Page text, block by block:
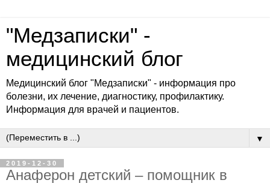
"Медзаписки" -
медицинский блог
Медицинский блог "Медзаписки" - информация про
болезни, их лечение, диагностику, профилактику.
Информация для врачей и пациентов.
▼
2019-12-30
Анаферон детский – помощник в